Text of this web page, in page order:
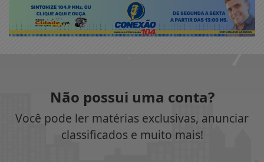
Não possui uma conta?
Você pode ler matérias exclusivas, anunciar
classificados e muito mais!